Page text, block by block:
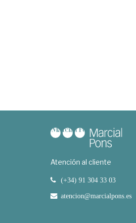
Atención al cliente
(+34) 91 304 33 03
atencion@marcialpons.es